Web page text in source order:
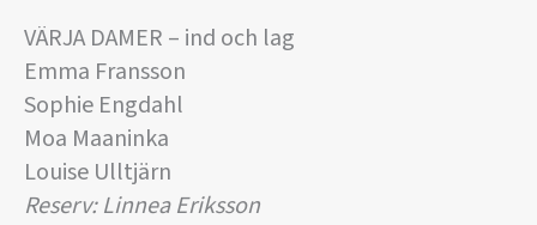
VÄRJA DAMER – ind och lag
Emma Fransson
Sophie Engdahl
Moa Maaninka
Louise Ulltjärn
Reserv: Linnea Eriksson